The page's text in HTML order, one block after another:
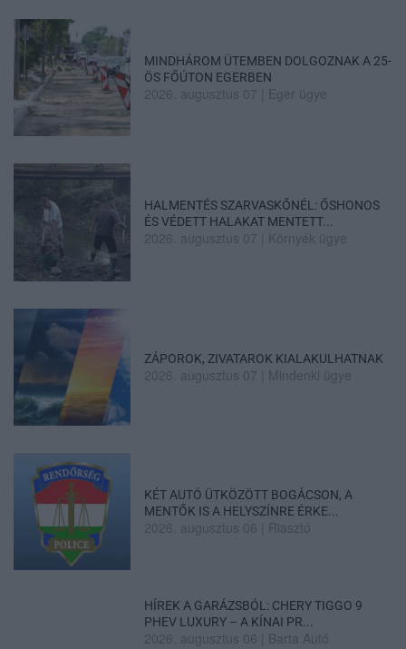
MINDHÁROM ÜTEMBEN DOLGOZNAK A 25-
ÖS FŐÚTON EGERBEN
2026. augusztus 07 Eger ügye
HALMENTÉS SZARVASKŐNÉL: ŐSHONOS
ÉS VÉDETT HALAKAT MENTETT...
2026. augusztus 07 Környék ügye
ZÁPOROK, ZIVATAROK KIALAKULHATNAK
2026. augusztus 07 Mindenki ügye
KÉT AUTÓ ÜTKÖZÖTT BOGÁCSON, A
MENTŐK IS A HELYSZÍNRE ÉRKE...
2026. augusztus 06 Riasztó
HÍREK A GARÁZSBÓL: CHERY TIGGO 9
PHEV LUXURY – A KÍNAI PR...
2026. augusztus 06 Barta Autó